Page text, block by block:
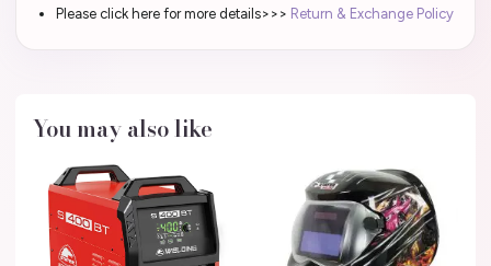
Please click here for more details>>> Return & Exchange Policy
You may also like